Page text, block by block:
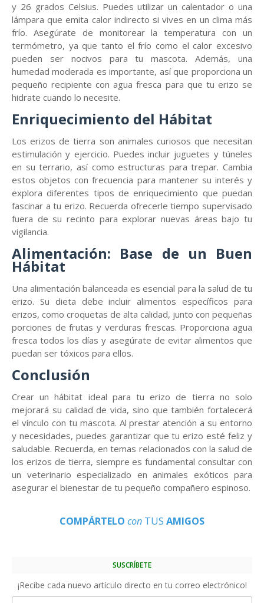
y 26 grados Celsius. Puedes utilizar un calentador o una
lámpara que emita calor indirecto si vives en un clima más
frío. Asegúrate de monitorear la temperatura con un
termómetro, ya que tanto el frío como el calor excesivo
pueden ser nocivos para tu mascota. Además, una
humedad moderada es importante, así que proporciona un
pequeño recipiente con agua fresca para que tu erizo se
hidrate cuando lo necesite.
Enriquecimiento del Hábitat
Los erizos de tierra son animales curiosos que necesitan
estimulación y ejercicio. Puedes incluir juguetes y túneles
en su terrario, así como estructuras para trepar. Cambia
estos objetos con frecuencia para mantener su interés y
explora diferentes tipos de enriquecimiento que puedan
fascinar a tu erizo. Recuerda ofrecerle tiempo supervisado
fuera de su recinto para explorar nuevas áreas bajo tu
vigilancia.
Alimentación: Base de un Buen
Hábitat
Una alimentación balanceada es esencial para la salud de tu
erizo. Su dieta debe incluir alimentos específicos para
erizos, como croquetas de alta calidad, junto con pequeñas
porciones de frutas y verduras frescas. Proporciona agua
fresca todos los días y asegúrate de evitar alimentos que
puedan ser tóxicos para ellos.
Conclusión
Crear un hábitat ideal para tu erizo de tierra no solo
mejorará su calidad de vida, sino que también fortalecerá
el vínculo con tu mascota. Al prestar atención a su entorno
y necesidades, puedes garantizar que tu erizo esté feliz y
saludable. Recuerda, en temas relacionados con la salud de
los erizos de tierra, siempre es fundamental consultar con
un veterinario especializado en animales exóticos para
asegurar el bienestar de tu pequeño compañero espinoso.
COMPÁRTELO con TUS AMIGOS
SUSCRÍBETE
¡Recibe cada nuevo artículo directo en tu correo electrónico!